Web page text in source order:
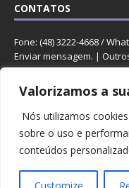
Valorizamos a
Nós utilizamos
sobre o uso e
conteúdos
CONTATOS
Fone: (48) 3222-4668 /
Enviar mensagem. |
REDES